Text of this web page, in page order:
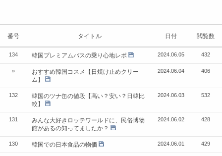
番号 タイトル 日付 閲覧数
134 韓国プレミアムバスの乗り心地レポ 2024.06.05 432
»
おすすめ韓国コスメ【日焼け止めクリー
ム】
2024.06.04 406
132
韓国のツナ缶の値段【高い？安い？日韓比
較】
2024.06.03 532
131
みんな大好きロッテワールドに、民俗博物
館があるの知ってましたか？
2024.06.02 428
130 韓国での日本食品の物価 2024.06.01 429